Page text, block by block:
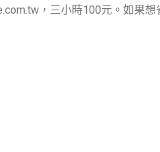
，三小時100元。如果想